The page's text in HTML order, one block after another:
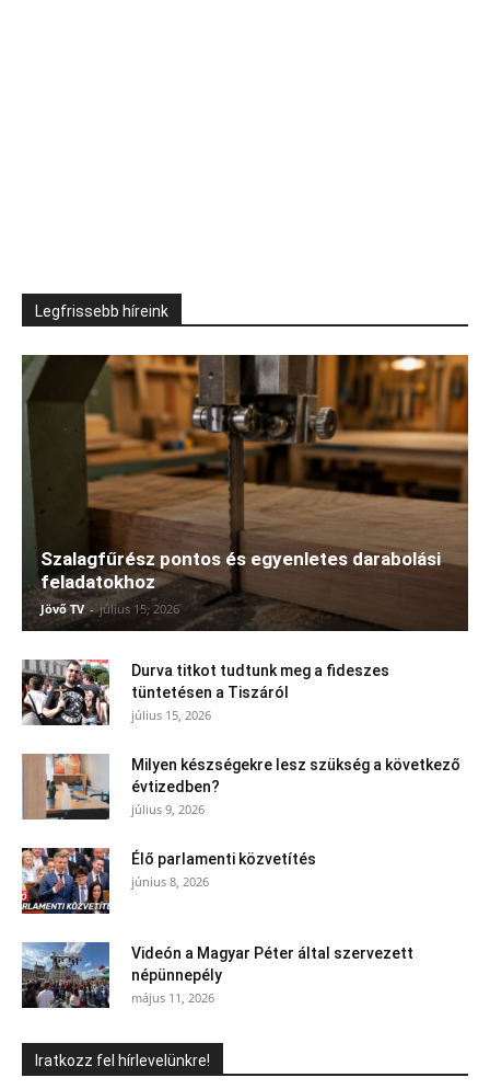
Legfrissebb híreink
Szalagfűrész pontos és egyenletes darabolási
feladatokhoz
Jövő TV - július 15, 2026
Durva titkot tudtunk meg a fideszes
tüntetésen a Tiszáról
július 15, 2026
Milyen készségekre lesz szükség a következő
évtizedben?
július 9, 2026
Élő parlamenti közvetítés
június 8, 2026
Videón a Magyar Péter által szervezett
népünnepély
május 11, 2026
Iratkozz fel hírlevelünkre!